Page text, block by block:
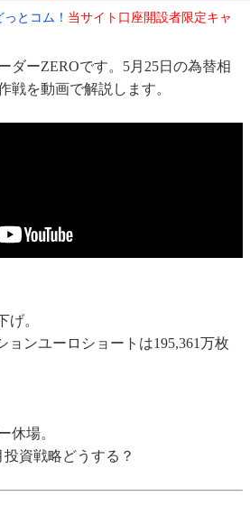
とコム！ 当サイト口座開設者限定キャ
ダーZEROです。5月25日の為替相
戦を動画で解説します。
げ。
ョンユーロショートは195,361万枚
休場。
投資戦略どうする？